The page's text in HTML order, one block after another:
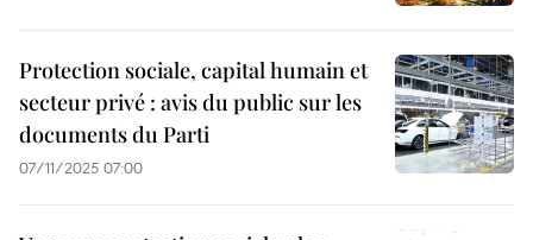
Protection sociale, capital humain et
secteur privé : avis du public sur les
documents du Parti
07/11/2025 07:00